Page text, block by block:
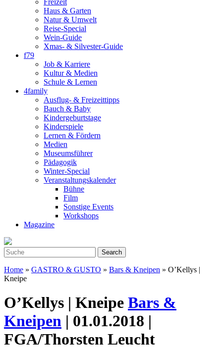
Freizeit
Haus & Garten
Natur & Umwelt
Reise-Special
Wein-Guide
Xmas- & Silvester-Guide
f79
Job & Karriere
Kultur & Medien
Schule & Lernen
4family
Ausflug- & Freizeittipps
Bauch & Baby
Kindergeburtstage
Kinderspiele
Lernen & Fördern
Medien
Museumsführer
Pädagogik
Winter-Special
Veranstaltungskalender
Bühne
Film
Sonstige Events
Workshops
Magazine
Home » GASTRO & GUSTO » Bars & Kneipen » O’Kellys |
Kneipe
O’Kellys | Kneipe Bars &
Kneipen | 01.01.2018 |
FGA/Thorsten Leucht